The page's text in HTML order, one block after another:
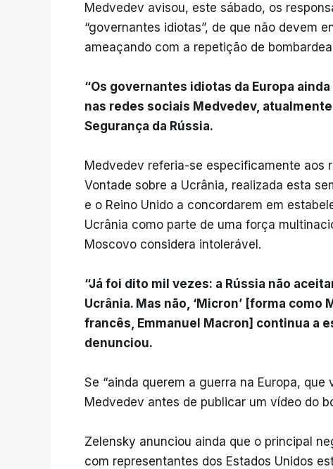
Medvedev avisou, este sábado, os
“governantes idiotas”, de que não devem
ameaçando com a repetição de
“Os governantes idiotas da Europa
nas redes sociais Medvedev,
Segurança da Rússia.
Medvedev referia-se especificamente aos
Vontade sobre a Ucrânia, realizada esta
e o Reino Unido a concordarem em
Ucrânia como parte de uma força
Moscovo considera intolerável.
“Já foi dito mil vezes: a Rússia não
Ucrânia. Mas não, ‘Micron’ [forma
francês, Emmanuel Macron] continua a
denunciou.
Se “ainda querem a guerra na Europa, que
Medvedev antes de publicar um vídeo do
Zelensky anunciou ainda que o principal
com representantes dos Estados Unidos